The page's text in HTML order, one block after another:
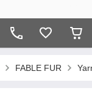
FABLE FUR